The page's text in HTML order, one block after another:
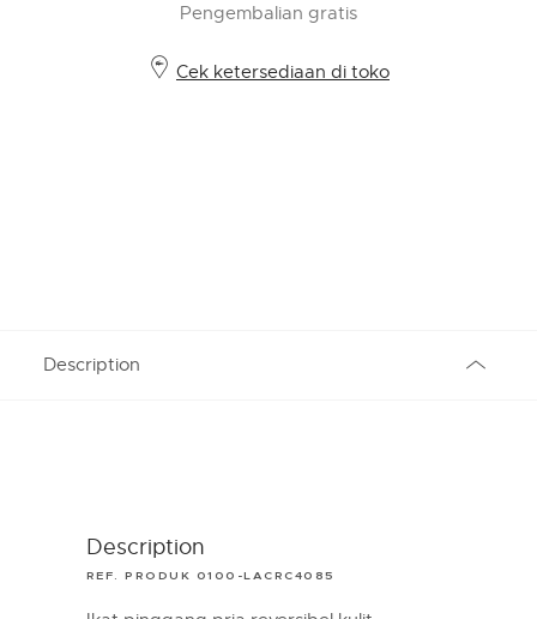
Pengembalian gratis
Cek ketersediaan di toko
Description
Description
REF. PRODUK 0100-LACRC4085